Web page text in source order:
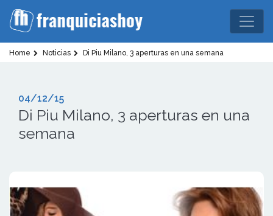
Home Noticias Di Piu Milano, 3 aperturas en una semana
04/12/15
Di Piu Milano, 3 aperturas en una
semana